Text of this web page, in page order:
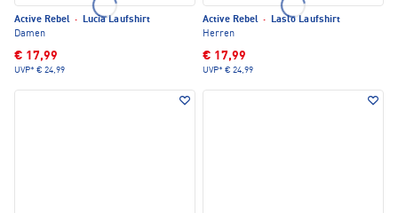
Active Rebel ·
Lucia Laufshirt
Damen
€ 17,99
UVP* € 24,99
Active Rebel ·
Laslo Laufshirt
Herren
€ 17,99
UVP* € 24,99